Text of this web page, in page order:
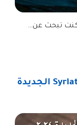
رموز وأسعار باقات سيريتل Syriatel الجديدة